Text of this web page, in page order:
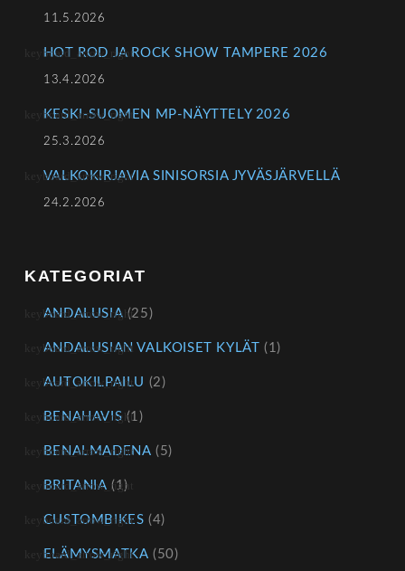
11.5.2026
HOT ROD JA ROCK SHOW TAMPERE 2026
13.4.2026
KESKI-SUOMEN MP-NÄYTTELY 2026
25.3.2026
VALKOKIRJAVIA SINISORSIA JYVÄSJÄRVELLÄ
24.2.2026
KATEGORIAT
ANDALUSIA (25)
ANDALUSIAN VALKOISET KYLÄT (1)
AUTOKILPAILU (2)
BENAHAVIS (1)
BENALMADENA (5)
BRITANIA (1)
CUSTOMBIKES (4)
ELÄMYSMATKA (50)